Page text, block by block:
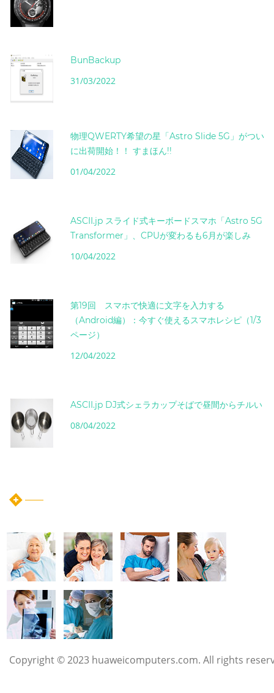
BunBackup
31/03/2022
物理QWERTY希望の星「Astro Slide 5G」がつい
に出荷開始！！ すまほん!!
01/04/2022
ASCII.jp スライド式キーボードスマホ「Astro 5G
Transformer」、CPUが変わるも6月が楽しみ
10/04/2022
第19回 スマホで快適に文字を入力する
（Android編）：今すぐ使えるスマホレシピ（1/3
ページ）
12/04/2022
ASCII.jp DJ式シェラカップそばで昼間からチルい
08/04/2022
Copyright © 2023 huaweicomputers.com. All rights